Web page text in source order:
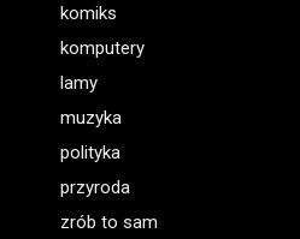
komiks
komputery
lamy
muzyka
polityka
przyroda
zrób to sam